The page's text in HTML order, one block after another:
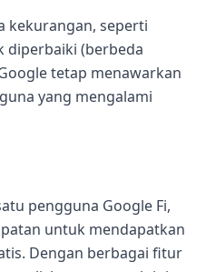
kekurangan, seperti
diperbaiki (berbeda
tetap menawarkan
yang mengalami
pengguna Google Fi,
untuk mendapatkan
Dengan berbagai fitur